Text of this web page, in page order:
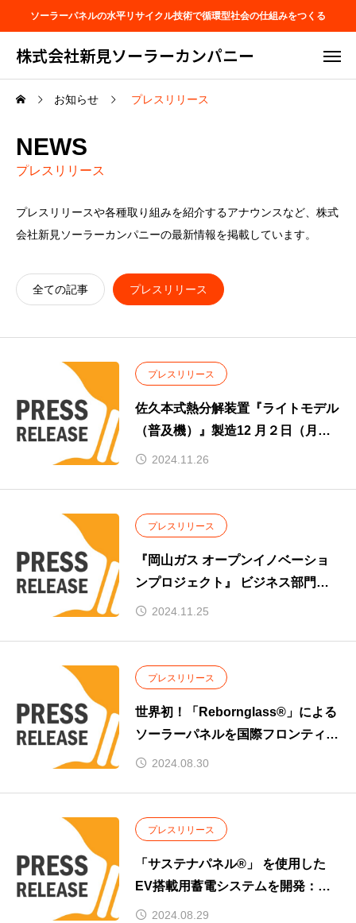
ソーラーパネルの水平リサイクル技術で循環型社会の仕組みをつくる
株式会社新見ソーラーカンパニー
お知らせ プレスリリース
NEWS
プレスリリース
プレスリリースや各種取り組みを紹介するアナウンスなど、株式
会社新見ソーラーカンパニーの最新情報を掲載しています。
全ての記事 プレスリリース
プレスリリース
佐久本式熱分解装置『ライトモデル
（普及機）』製造12 月２日（月）
に記者会見
2024.11.26
プレスリリース
『岡山ガス オープンイノベーショ
ンプロジェクト』 ビジネス部門で
大賞を受賞
2024.11.25
プレスリリース
世界初！「Rebornglass®」による
ソーラーパネルを国際フロンティア
産業メッセ2024で展示
2024.08.30
プレスリリース
「サステナパネル®」 を使用した
EV搭載用蓄電システムを開発：災
害対策と環境問題に備え
2024.08.29